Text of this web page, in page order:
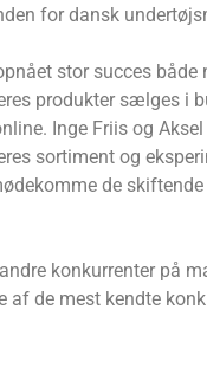
for dansk
stor succes både
produkter sælges i
Inge Friis og
sortiment og
de skiftende
konkurrenter på
af de mest kendte